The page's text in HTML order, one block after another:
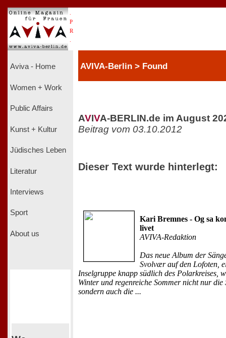
P
R
Aviva - Home
Women + Work
Public Affairs
Kunst + Kultur
Jüdisches Leben
Literatur
Interviews
Sport
About us
AVIVA-Berlin > Found
AVIVA-BERLIN.de im August
Beitrag vom 03.10.2012
Dieser Text wurde hinterlegt:
Kari Bremnes - Og sa
livet
AVIVA-Redaktion
Das neue Album der
Svolvær auf den Lofoten,
Inselgruppe knapp südlich des Polarkreises,
Winter und regenreiche Sommer nicht nur die
sondern auch die ...